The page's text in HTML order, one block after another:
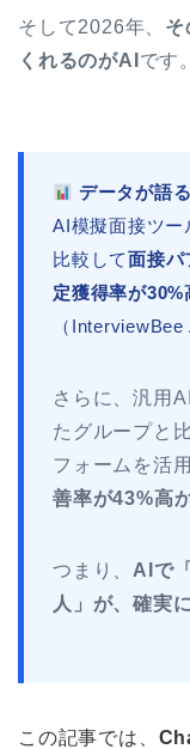
そして2026年、 そ
くれるのがAI です。
データが語
AI模擬面接ツー
比較して面接パ
定獲得率が30%
（InterviewBee
さらに、汎用
たグループと
フォームを活
善率が43%高
つまり、 AIで
人」が、確実
この記事では、